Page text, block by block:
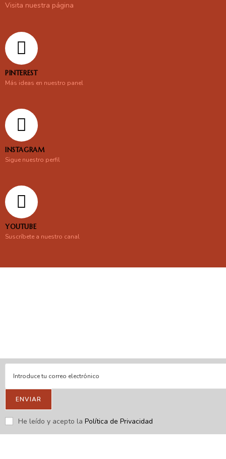
Visita nuestra página
PINTEREST
Más ideas en nuestro panel
INSTAGRAM
Sigue nuestro perfil
YOUTUBE
Suscríbete a nuestro canal
ENVIAR
He leído y acepto la Política de Privacidad